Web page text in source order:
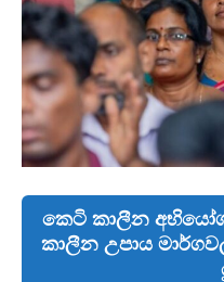
කෙටි කාලීන
කාලීන උපාය